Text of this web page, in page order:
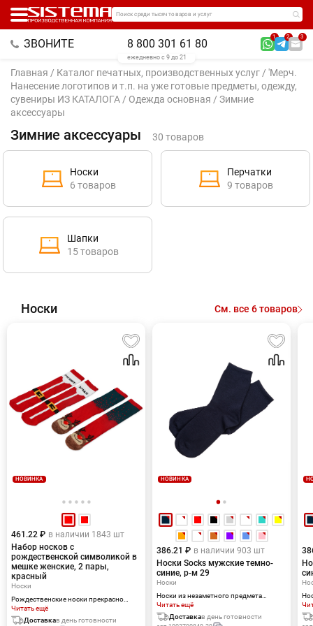
Поиск среди тысяч товаров и услуг
ЗВОНИТЕ 8 800 301 61 80
1 2 3
ежедневно с 9 до 21
Главная / Каталог печатных, производственных услуг / 'Мерч.
Нанесение логотипов и т.п. на уже готовые предметы, одежду,
сувениры ИЗ КАТАЛОГА / Одежда основная / Зимние
аксессуары
Зимние аксессуары 30 товаров
Носки
6 товаров
Перчатки
9 товаров
Шапки
15 товаров
Носки См. все 6 товаров
НОВИНКА
461.22 ₽ в наличии 1843 шт
Набор носков с
рождественской символикой в
мешке женские, 2 пары,
красный
Носки
Рождественские носки прекрасно
подойдут на роль подарка, который
создает праздничное настроение. Этот
Читать ещё
Доставкав день готовности
НОВИНКА
386.21 ₽ в наличии 903 шт
Носки Socks мужские темно-
синие, р-м 29
Носки
Носки из незаметного предмета
гардероба уже давно превратились в
аксессуар, который привлекает
внимание: яркие носки можно
Читать ещё
Доставкав день готовности